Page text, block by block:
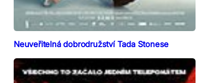
Neuveřitelná dobrodružství Tada Stonese